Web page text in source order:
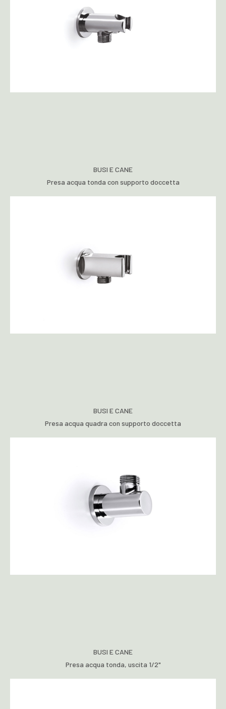
BUSI E CANE
Presa acqua tonda con supporto doccetta
BUSI E CANE
Presa acqua quadra con supporto doccetta
BUSI E CANE
Presa acqua tonda, uscita 1/2"